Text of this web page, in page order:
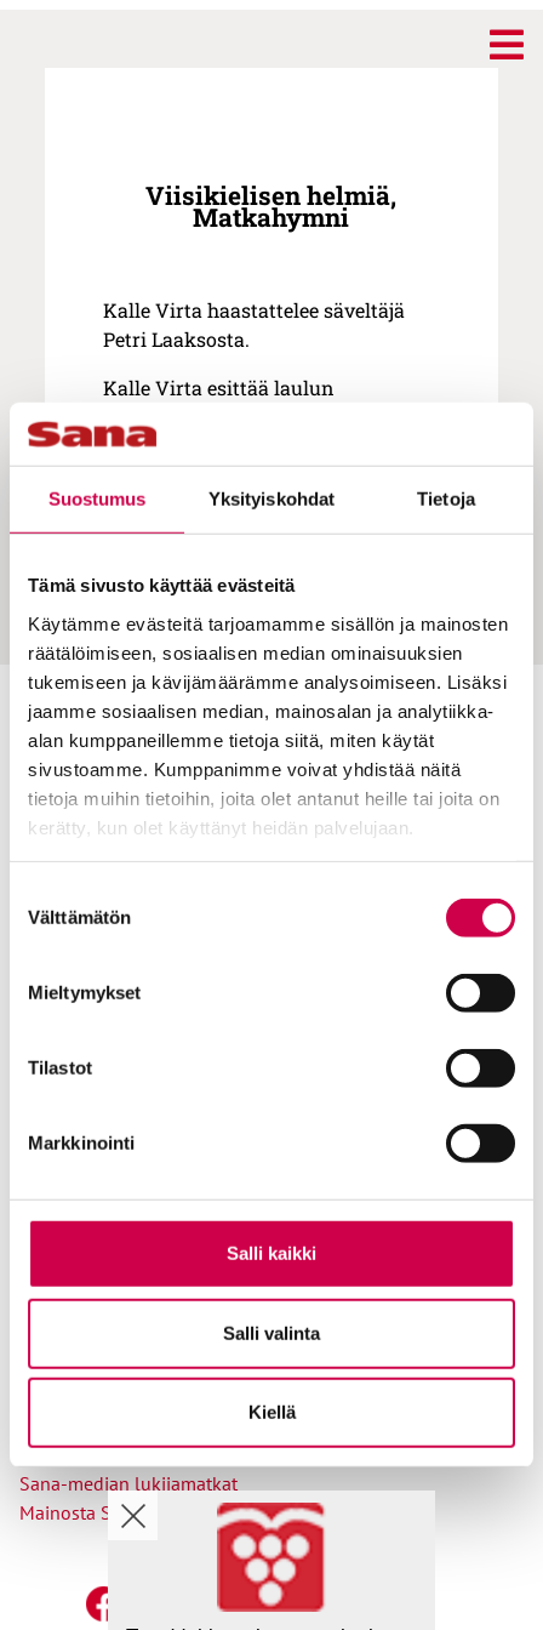
Suostumus Yksityiskohdat Tietoja
Tämä sivusto käyttää evästeitä
Käytämme evästeitä tarjoamamme sisällön ja mainosten
räätälöimiseen, sosiaalisen median ominaisuuksien
tukemiseen ja kävijämäärämme analysoimiseen. Lisäksi
jaamme sosiaalisen median, mainosalan ja analytiikka-
alan kumppaneillemme tietoja siitä, miten käytät
sivustoamme. Kumppanimme voivat yhdistää näitä
tietoja muihin tietoihin, joita olet antanut heille tai joita on
kerätty, kun olet käyttänyt heidän palvelujaan.
valinta
Välttämätön
Mieltymykset
Tilastot
Markkinointi
Salli kaikki
Salli valinta
Kiellä
Viisikielisen helmiä,
Matkahymni
Kalle Virta haastattelee säveltäjä
Petri Laaksosta.
Kalle Virta esittää laulun
Petri Laaksonen ja sanoittanut Pia
Perkiö.
Toimitus
Yhteystiedot
Postiosoite
Kansan Raamattuseuran Säätiö sr
Tilausehdot
Osoitteenmuutokset
Ole meihin yhteydessä
Tilaa uutiskirje
Suosittele Sanaa
Sana-median lukijamatkat
Mainosta Sana-mediassa